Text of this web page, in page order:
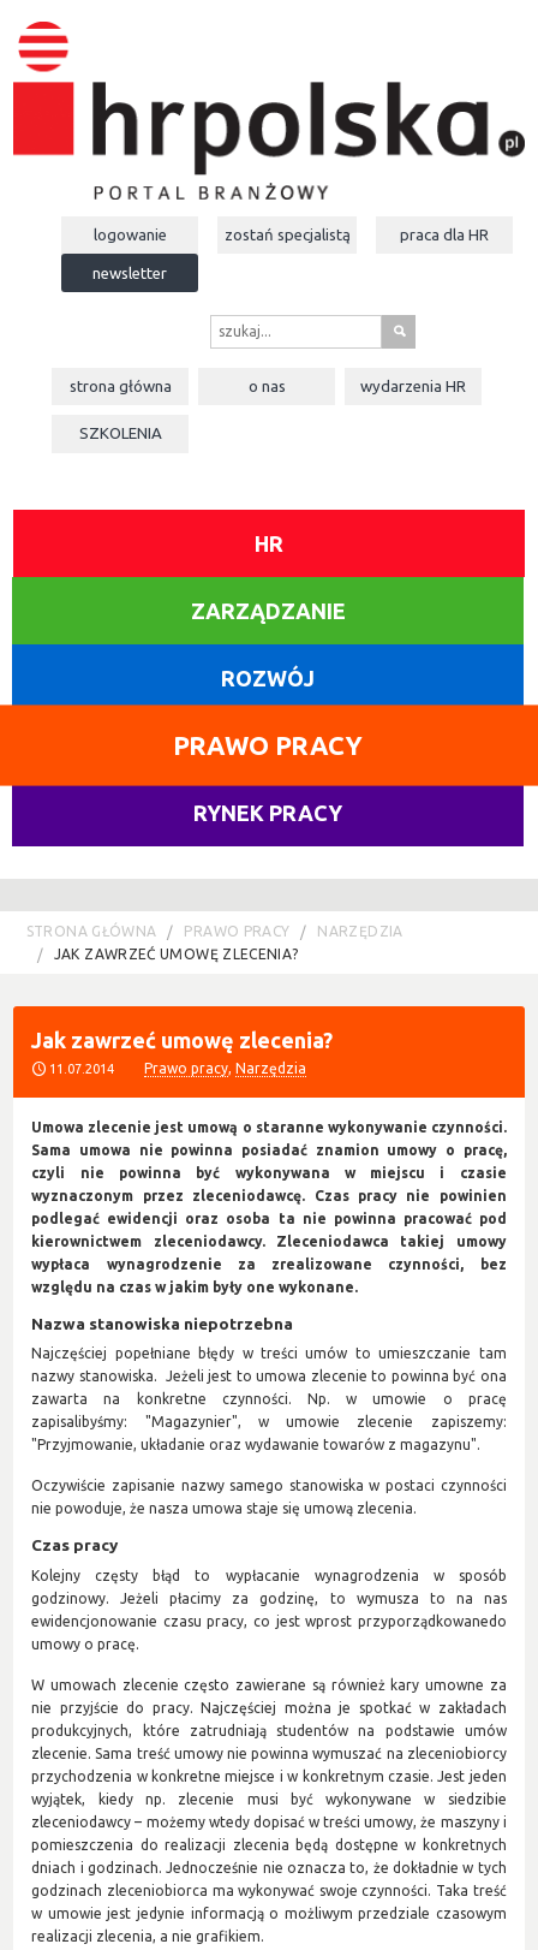
logowanie zostań specjalistą praca dla HR
newsletter
s
strona główna o nas wydarzeniaHR
SZKOLENIA
HR
ZARZĄDZANIE
ROZWÓJ
PRAWO PRACY
RYNEK PRACY
STRONA GŁÓWNA PRAWO PRACY
NARZĘDZIA
JAK ZAWRZEĆ UMOWĘ ZLECENIA?
Jak zawrzeć umowę zlecenia?
11.07.2014 Prawo pracy,Narzędzia
Umowa zlecenie jest umową o staranne wykonywanie czynności.
Sama umowa nie powinna posiadać znamion umowy o pracę,
czyli nie powinna być wykonywana w miejscu i czasie
wyznaczonym przez zleceniodawcę. Czas pracy nie powinien
podlegać ewidencji oraz osoba ta nie powinna pracować pod
kierownictwem zleceniodawcy. Zleceniodawca takiej umowy
wypłaca wynagrodzenie za zrealizowane czynności, bez
względu na czas w jakim były one wykonane.
Nazwa stanowiska niepotrzebna
Najczęściej popełniane błędy w treści umów to umieszczanie tam
nazwy stanowiska. Jeżeli jest to umowa zlecenie to powinna być ona
zawarta na konkretne czynności. Np. w umowie o pracę
zapisalibyśmy: "Magazynier", w umowie zlecenie zapiszemy:
"Przyjmowanie, układanie oraz wydawanie towarów z magazynu".
Oczywiście zapisanie nazwy samego stanowiska w postaci czynności
nie powoduje, że nasza umowa staje się umową zlecenia.
Czas pracy
Kolejny częsty błąd to wypłacanie wynagrodzenia w sposób
godzinowy. Jeżeli płacimy za godzinę, to wymusza to na nas
ewidencjonowanie czasu pracy, co jest wprost przyporządkowanedo
umowy o pracę.
W umowach zlecenie często zawierane są również kary umowne za
nie przyjście do pracy. Najczęściej można je spotkać w zakładach
produkcyjnych, które zatrudniają studentów na podstawie umów
zlecenie. Sama treść umowy nie powinna wymuszać na zleceniobiorcy
przychodzenia w konkretne miejsce i w konkretnym czasie. Jest jeden
wyjątek, kiedy np. zlecenie musi być wykonywane w siedzibie
zleceniodawcy – możemy wtedy dopisać w treści umowy, że maszyny i
pomieszczenia do realizacji zlecenia będą dostępne w konkretnych
dniach i godzinach. Jednocześnie nie oznacza to, że dokładnie w tych
godzinach zleceniobiorca ma wykonywać swoje czynności. Taka treść
w umowie jest jedynie informacją o możliwym przedziale czasowym
realizacji zlecenia, a nie grafikiem.